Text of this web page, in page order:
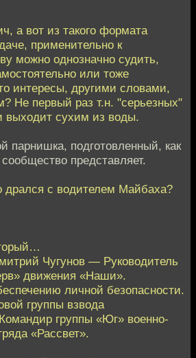
а вот из такого формата
применительно к
можно однозначно судить,
или тоже
интересы, другими словами,
Не первый раз т.н. "серьезных"
выходит сухим из воды.
парнишка, подготовленный, как
представляет.
дрался с водителем Майбаха?
Чугунов — Руководитель
движения «Наши».
личной безопасности.
группы взвода
группы «Юг» военно-
«Рассвет».